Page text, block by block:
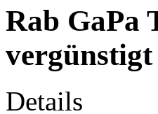
Rab GaPa
Details